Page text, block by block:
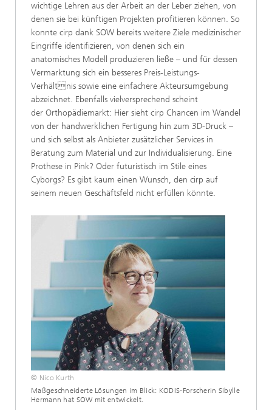
wichtige Lehren aus der Arbeit an der Leber ziehen, von
denen sie bei künftigen Projekten profitieren können. So
konnte cirp dank SOW bereits weitere Ziele medizinischer
Eingriffe identifizieren, von denen sich ein
anatomisches Modell produzieren ließe – und für dessen
Vermarktung sich ein besseres Preis-Leistungs-
Verhältnis sowie eine einfachere Akteursumgebung
abzeichnet. Ebenfalls vielversprechend scheint
der Orthopädiemarkt: Hier sieht cirp Chancen im Wandel
von der handwerklichen Fertigung hin zum 3D-Druck –
und sich selbst als Anbieter zusätzlicher Services in
Beratung zum Material und zur Individualisierung. Eine
Prothese in Pink? Oder futuristisch im Stile eines
Cyborgs? Es gibt kaum einen Wunsch, den cirp auf
seinem neuen Geschäftsfeld nicht erfüllen könnte.
© Nico Kurth
Maßgeschneiderte Lösungen im Blick: KODIS-Forscherin Sibylle
Hermann hat SOW mit entwickelt.